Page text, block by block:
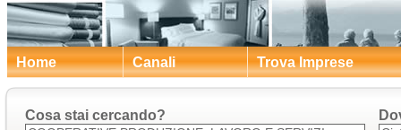
Home Canali Trova Imprese
Cosa stai cercando?